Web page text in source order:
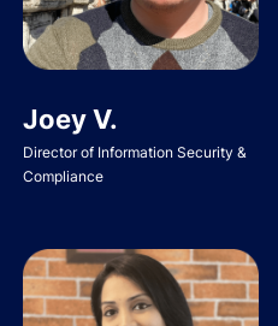
Joey V.
Director of Information Security &
Compliance